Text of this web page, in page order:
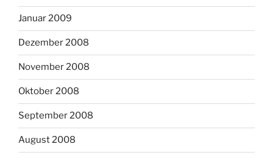
Januar 2009
Dezember 2008
November 2008
Oktober 2008
September 2008
August 2008